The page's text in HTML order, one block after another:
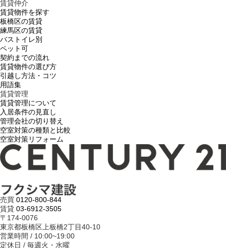
賃貸仲介
賃貸物件を探す
板橋区の賃貸
練馬区の賃貸
バストイレ別
ペット可
契約までの流れ
賃貸物件の選び方
引越し方法・コツ
用語集
賃貸管理
賃貸管理について
入居条件の見直し
管理会社の切り替え
空室対策の種類と比較
空室対策リフォーム
売買 0120-800-844
賃貸 03-6912-3505
〒174-0076
東京都板橋区上板橋2丁目40-10
営業時間 / 10:00~19:00
定休日 / 毎週火・水曜